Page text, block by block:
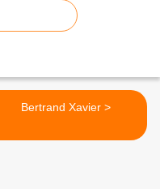
Bertrand Xavier >